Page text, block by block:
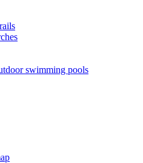
swimming pools